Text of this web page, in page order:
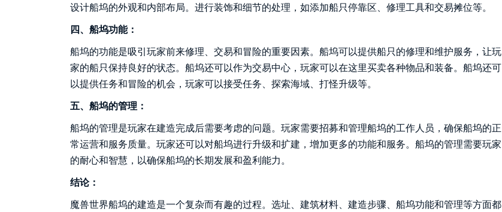
设计船坞的外观和内部布局。进行装饰和细节的处理，如添加船只停靠区、修理工具和交易摊位等。
四、船坞功能：
船坞的功能是吸引玩家前来修理、交易和冒险的重要因素。船坞可以提供船只的修理和维护服务，让玩
家的船只保持良好的状态。船坞还可以作为交易中心，玩家可以在这里买卖各种物品和装备。船坞还可
以提供任务和冒险的机会，玩家可以接受任务、探索海域、打怪升级等。
五、船坞的管理：
船坞的管理是玩家在建造完成后需要考虑的问题。玩家需要招募和管理船坞的工作人员，确保船坞的正
常运营和服务质量。玩家还可以对船坞进行升级和扩建，增加更多的功能和服务。船坞的管理需要玩家
的耐心和智慧，以确保船坞的长期发展和盈利能力。
结论：
魔兽世界船坞的建造是一个复杂而有趣的过程。选址、建筑材料、建造步骤、船坞功能和管理等方面都